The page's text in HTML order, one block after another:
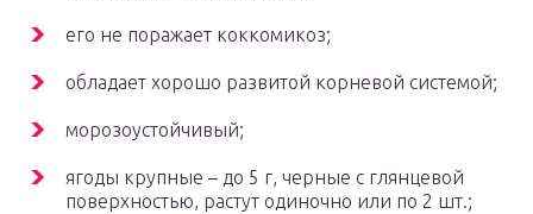
его не поражает коккомикоз;
обладает хорошо развитой корневой системой;
морозоустойчивый;
ягоды крупные – до 5 г, черные с глянцевой
поверхностью, растут одиночно или по 2 шт.;